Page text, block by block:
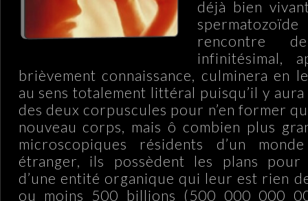
déjà bien
rencontre
infinitésimal,
brièvement connaissance, culminera en
au sens totalement littéral puisqu’il y
des deux corpuscules pour n’en former
nouveau corps, mais ô combien plus
microscopiques résidents d’un
étranger, ils possèdent les plans
d’une entité organique qui leur est rien
ou moins 500 billions (500 000 000